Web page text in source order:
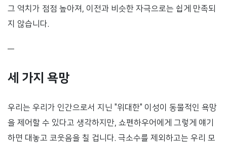
그 역치가 점점 높아져, 이전과 비슷한 자극으로는 쉽게 만족되
지 않습니다.
—
세 가지 욕망
우리는 우리가 인간으로서 지닌 "위대한" 이성이 동물적인 욕망
을 제어할 수 있다고 생각하지만, 쇼펜하우어에게 그렇게 얘기
하면 대놓고 코웃음을 칠 겁니다. 극소수를 제외하고는 우리 모